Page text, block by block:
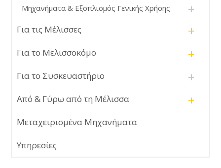
Μηχανήματα & Εξοπλισμός Γενικής Χρήσης +
Για τις Μέλισσες +
Για το Μελισσοκόμο +
Για το Συσκευαστήριο +
Από & Γύρω από τη Μέλισσα +
Μεταχειρισμένα Μηχανήματα
Υπηρεσίες